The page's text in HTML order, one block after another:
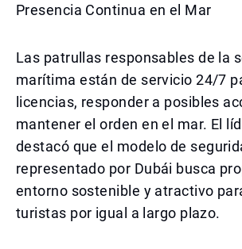
Presencia Continua en el Mar
Las patrullas responsables de la
marítima están de servicio 24/7
licencias, responder a posibles
mantener el orden en el mar. El
destacó que el modelo de
representado por Dubái busca
entorno sostenible y atractivo
turistas por igual a largo plazo.